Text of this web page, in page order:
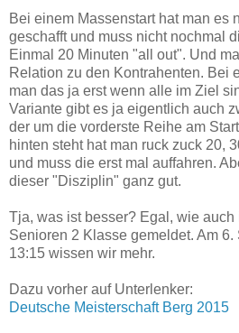
Bei einem Massenstart hat man es
geschafft und muss nicht nochmal
Einmal 20 Minuten "all out". Und
Relation zu den Kontrahenten. Bei
man das ja erst wenn alle im Ziel
Variante gibt es ja eigentlich auch
der um die vorderste Reihe am
hinten steht hat man ruck zuck 20,
und muss die erst mal auffahren.
dieser "Disziplin" ganz gut.
Tja, was ist besser? Egal, wie auch
Senioren 2 Klasse gemeldet. Am 6.
13:15 wissen wir mehr.
Dazu vorher auf Unterlenker:
Deutsche Meisterschaft Berg 2015